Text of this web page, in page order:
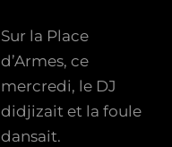
Sur la Place
d’Armes, ce
mercredi, le DJ
didjizait et la foule
dansait.